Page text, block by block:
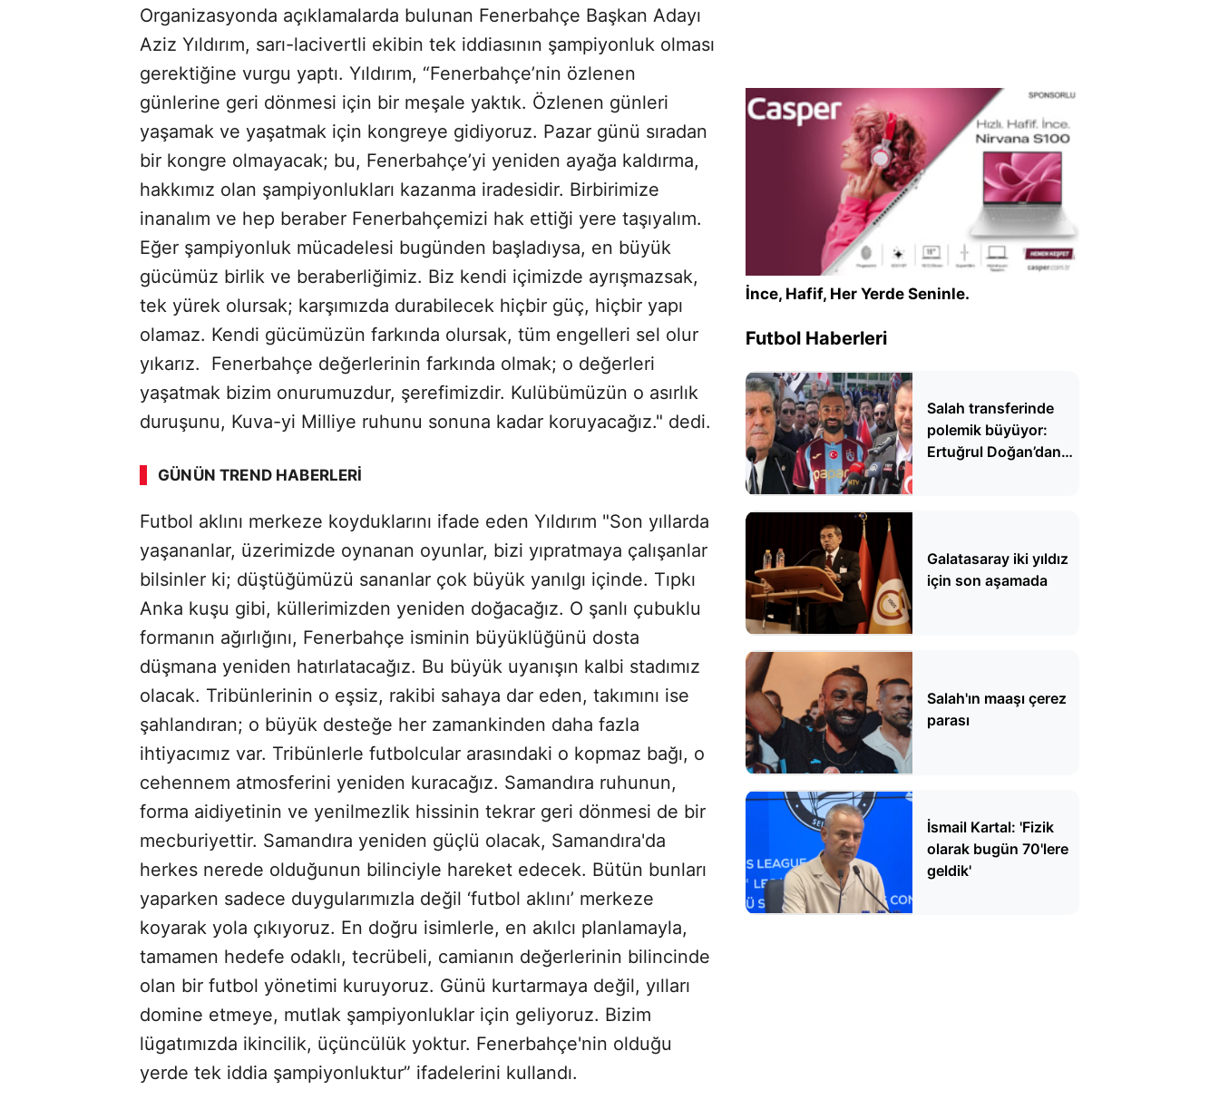
Organizasyonda açıklamalarda bulunan Fenerbahçe Başkan Adayı
Aziz Yıldırım, sarı-lacivertli ekibin tek iddiasının şampiyonluk olması
gerektiğine vurgu yaptı. Yıldırım, “Fenerbahçe’nin özlenen
günlerine geri dönmesi için bir meşale yaktık. Özlenen günleri
yaşamak ve yaşatmak için kongreye gidiyoruz. Pazar günü sıradan
bir kongre olmayacak; bu, Fenerbahçe’yi yeniden ayağa kaldırma,
hakkımız olan şampiyonlukları kazanma iradesidir. Birbirimize
inanalım ve hep beraber Fenerbahçemizi hak ettiği yere taşıyalım.
Eğer şampiyonluk mücadelesi bugünden başladıysa, en büyük
gücümüz birlik ve beraberliğimiz. Biz kendi içimizde ayrışmazsak,
tek yürek olursak; karşımızda durabilecek hiçbir güç, hiçbir yapı
olamaz. Kendi gücümüzün farkında olursak, tüm engelleri sel olur
yıkarız. Fenerbahçe değerlerinin farkında olmak; o değerleri
yaşatmak bizim onurumuzdur, şerefimizdir. Kulübümüzün o asırlık
duruşunu, Kuva-yi Milliye ruhunu sonuna kadar koruyacağız." dedi.
GÜNÜN TREND HABERLERI
SÖZCÜ SON DAKİKA
Futbol aklını merkeze koyduklarını ifade eden Yıldırım "Son yıllarda
yaşananlar, üzerimizde oynanan oyunlar, bizi yıpratmaya çalışanlar
bilsinler ki; düştüğümüzü sananlar çok büyük yanılgı içinde. Tıpkı
Anka kuşu gibi, küllerimizden yeniden doğacağız. O şanlı çubuklu
formanın ağırlığını, Fenerbahçe isminin büyüklüğünü dosta
düşmana yeniden hatırlatacağız. Bu büyük uyanışın kalbi stadımız
olacak. Tribünlerinin o eşsiz, rakibi sahaya dar eden, takımını ise
şahlandıran; o büyük desteğe her zamankinden daha fazla
ihtiyacımız var. Tribünlerle futbolcular arasındaki o kopmaz bağı, o
cehennem atmosferini yeniden kuracağız. Samandıra ruhunun,
forma aidiyetinin ve yenilmezlik hissinin tekrar geri dönmesi de bir
mecburiyettir. Samandıra yeniden güçlü olacak, Samandıra'da
herkes nerede olduğunun bilinciyle hareket edecek. Bütün bunları
yaparken sadece duygularımızla değil ‘futbol aklını’ merkeze
koyarak yola çıkıyoruz. En doğru isimlerle, en akılcı planlamayla,
tamamen hedefe odaklı, tecrübeli, camianın değerlerinin bilincinde
olan bir futbol yönetimi kuruyoruz. Günü kurtarmaya değil, yılları
domine etmeye, mutlak şampiyonluklar için geliyoruz. Bizim
lügatımızda ikincilik, üçüncülük yoktur. Fenerbahçe'nin olduğu
yerde tek iddia şampiyonluktur” ifadelerini kullandı.
İnce, Hafif, Her Yerde Seninle.
Futbol Haberleri
Salah transferinde
polemik büyüyor:
Ertuğrul Doğan’dan
Galatasaray iki yıldız
için son aşamada
Salah'ın maaşı çerez
parası
İsmail Kartal: 'Fizik
olarak bugün 70'lere
geldik'